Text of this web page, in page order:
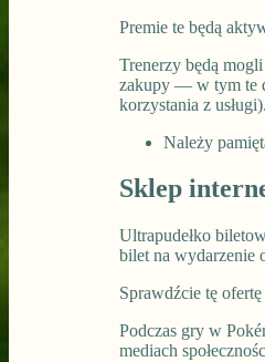
Premie te będą
Trenerzy będą
zakupy — w tym te
korzystania z
Należy
Sklep
Ultrapudełko
bilet na wydarzenie
Sprawdźcie tę
Podczas gry w
mediach